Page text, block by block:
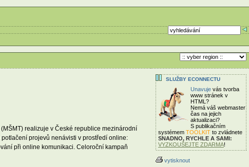
realizuje v České republice mezinárodní
projevů nenávisti v prostředí online:
při online komunikaci. Celoroční kampaň
SLUŽBY ECONNECTU
Unavuje vás tvorba
www stránek v
HTML?
Nemá váš webmaster
čas na jejich
aktualizaci?
S publikačním
systémem TOOLKIT to zvládnete
SNADNO, RYCHLE A SAMI:
VYZKOUŠEJTE ZDARMA!
vytisknout